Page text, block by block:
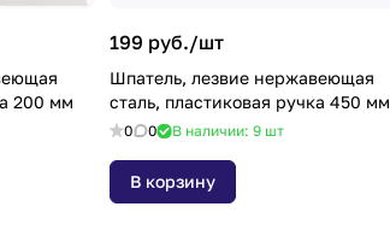
200 мм
199 руб./шт
Шпатель, лезвие нержавеющая
сталь, пластиковая ручка 450 мм
0 0 В наличии: 9 шт
В корзину